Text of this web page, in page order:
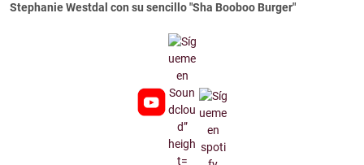
Stephanie Westdal con su sencillo "Sha Booboo Burger"